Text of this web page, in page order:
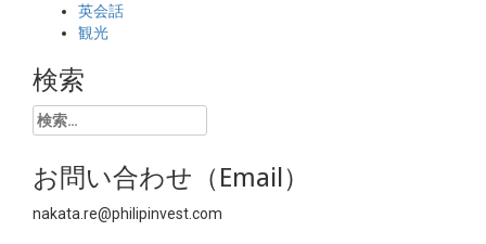
英会話
観光
検索
検
索:
お問い合わせ（Email）
nakata.re@philipinvest.com